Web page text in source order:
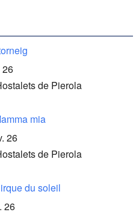
26
de Pierola
mia
26
de Pierola
du soleil
26